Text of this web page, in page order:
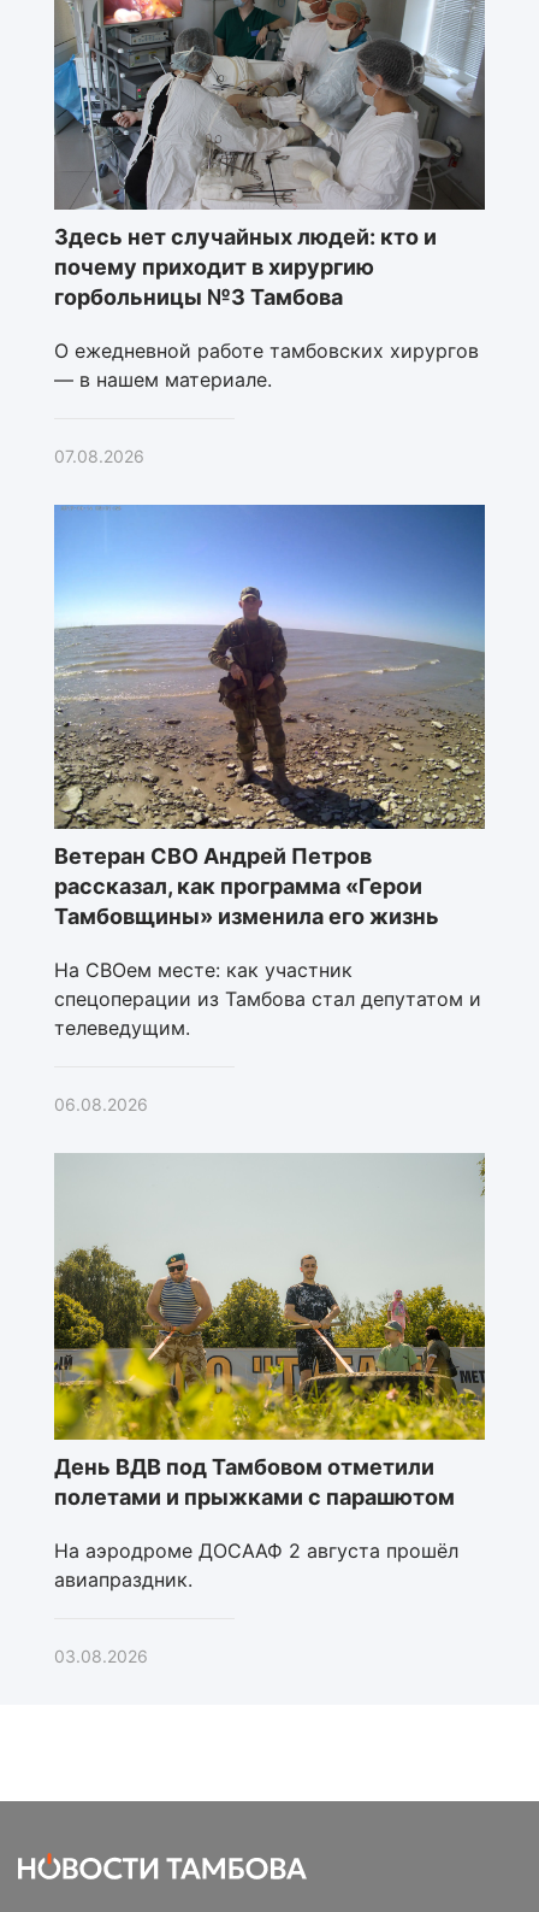
Здесь нет случайных людей: кто и
почему приходит в хирургию
горбольницы №3 Тамбова
О ежедневной работе тамбовских хирургов
— в нашем материале.
07.08.2026
Ветеран СВО Андрей Петров
рассказал, как программа «Герои
Тамбовщины» изменила его жизнь
На СВОем месте: как участник
спецоперации из Тамбова стал депутатом и
телеведущим.
06.08.2026
День ВДВ под Тамбовом отметили
полетами и прыжками с парашютом
На аэродроме ДОСААФ 2 августа прошёл
авиапраздник.
03.08.2026